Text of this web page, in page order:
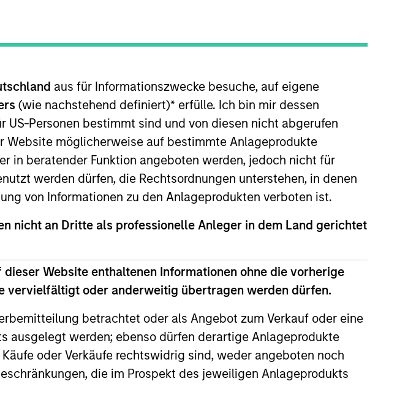
aus für Informationszwecke besuche, auf eigene
(wie nachstehend definiert)* erfülle. Ich bin mir dessen
Personen bestimmt sind und von diesen nicht abgerufen
möglicherweise auf bestimmte Anlageprodukte
in beratender Funktion angeboten werden, jedoch nicht für
werden dürfen, die Rechtsordnungen unterstehen, in denen
von Informationen zu den Anlageprodukten verboten ist.
nicht an Dritte als professionelle Anleger in dem Land gerichtet
Website enthaltenen Informationen ohne die vorherige
vervielfältigt oder anderweitig übertragen werden dürfen.
betrachtet oder als Angebot zum Verkauf oder eine
ausgelegt werden; ebenso dürfen derartige Anlageprodukte
oder Verkäufe rechtswidrig sind, weder angeboten noch
die im Prospekt des jeweiligen Anlageprodukts
Fixed Income Team.
During his time at the firm, he worked as a research
London.
from Harvard University with a Bachelor of Arts